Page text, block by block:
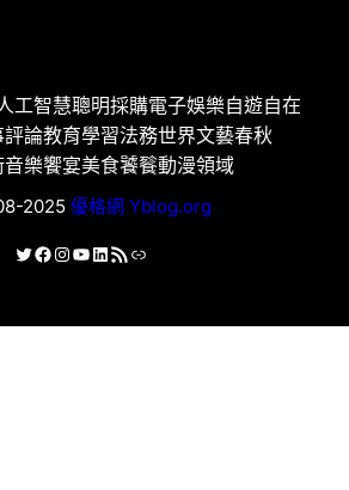
工智慧聰明採購電子娛樂自遊自在
評論教育學習法務世界文藝春秋
音樂饗宴美食饕餮動漫領域
2025 優格網 Yblog.org
X Facebook
Instagram
YouTube
LinkedIn
RSS 資訊提供連結